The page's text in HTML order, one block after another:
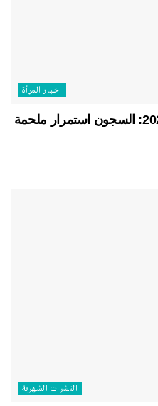
اخبار المرأة
التقرير الشهري – مايو / أيار 2026: السجون استمرار ملحمة
النشرات الشهریة